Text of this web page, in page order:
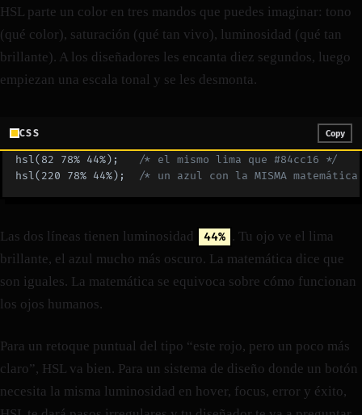
HSL parte un color en tres mandos que puedes imaginar: tono
(qué color), saturación (qué tan vivo), luminosidad (qué tan
brillante). A los diseñadores les encanta diez segundos, luego
empiezan una escala tonal y se les desmonta.
CSS Copy
hsl(82 78% 44%);
/* el mismo lima que #84cc16 */
hsl(220 78% 44%);
/* un azul con la MISMA
Las dos líneas tienen luminosidad 44% . Tu ojo ve el lima
brillante, el azul mucho más oscuro. La matemática dice que
son iguales. La matemática se equivoca sobre cómo funcionan
los ojos humanos.
Para un retoque puntual del tipo “este rojo, pero un poco más
claro”, HSL va bien. Para un sistema de diseño donde un botón
necesita la misma luminosidad en hover, focus, error y éxito,